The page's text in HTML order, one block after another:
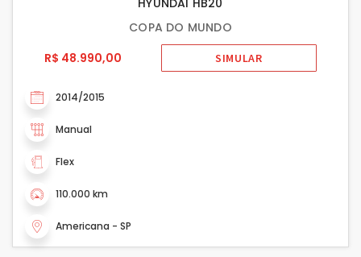
HYUNDAI HB20
COPA DO MUNDO
R$ 48.990,00
SIMULAR
2014/2015
Manual
Flex
110.000 km
Americana - SP